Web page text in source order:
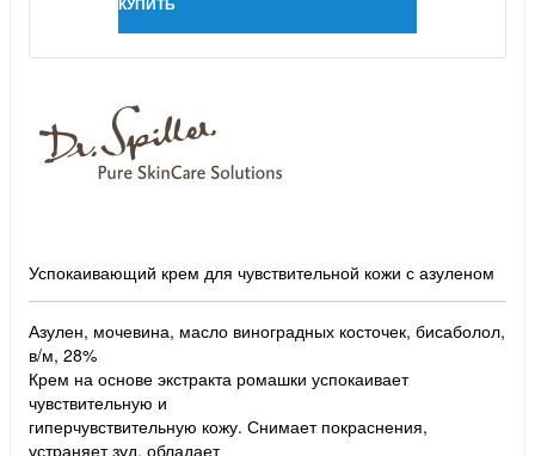
Успокаивающий крем для чувствительной кожи с азуленом
Азулен, мочевина, масло виноградных косточек, бисаболол,
в/м, 28%
Крем на основе экстракта ромашки успокаивает
чувствительную и
гиперчувствительную кожу. Снимает покраснения,
устраняет зуд, обладает